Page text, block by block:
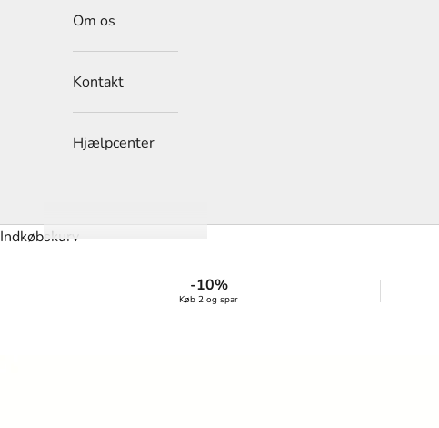
Om os
Kontakt
Hjælpcenter
Indkøbskurv
-10%
Køb 2 og spar